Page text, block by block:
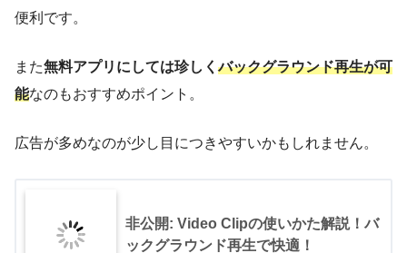
便利です。
また無料アプリにしては珍しくバックグラウンド再生が可
能なのもおすすめポイント。
広告が多めなのが少し目につきやすいかもしれません。
非公開: Video Clipの使いかた解説！バ
ックグラウンド再生で快適！